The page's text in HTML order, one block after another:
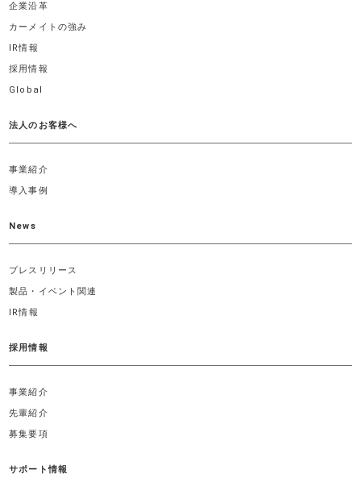
企業沿革
カーメイトの強み
IR情報
採用情報
Global
法人のお客様へ
事業紹介
導入事例
News
プレスリリース
製品・イベント関連
IR情報
採用情報
事業紹介
先輩紹介
募集要項
サポート情報